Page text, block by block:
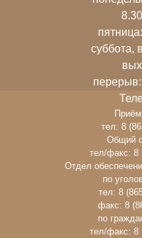
суббота,
тел: 8
Общий
тел/факс: 8
Отдел
по
тел: 8
факс: 8
по
тел/факс: 8